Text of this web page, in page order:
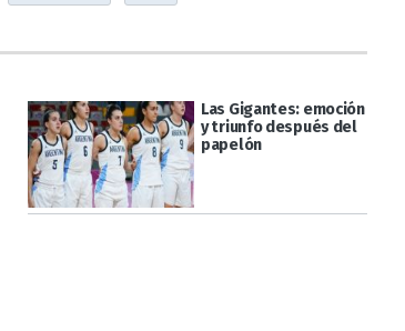
Las Gigantes: emoción
y triunfo después del
papelón